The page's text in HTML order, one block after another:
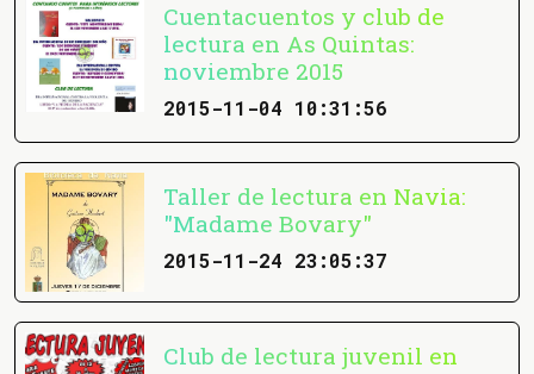
Cuentacuentos y club de
lectura en As Quintas:
noviembre 2015
2015-11-04 10:31:56
Taller de lectura en Navia:
"Madame Bovary"
2015-11-24 23:05:37
Club de lectura juvenil en